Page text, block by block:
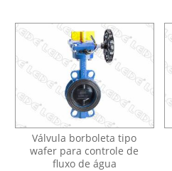
Válvula borboleta tipo
wafer para controle de
fluxo de água